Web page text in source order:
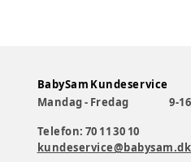
BabySam Kundeservice
Mandag - Fredag
9-16
Telefon: 70 11 30 10
kundeservice@babysam.dk